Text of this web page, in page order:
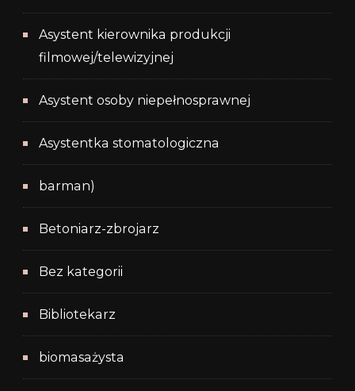
Asystent kierownika produkcji
filmowej/telewizyjnej
Asystent osoby niepełnosprawnej
Asystentka stomatologiczna
barman)
Betoniarz-zbrojarz
Bez kategorii
Bibliotekarz
biomasażysta